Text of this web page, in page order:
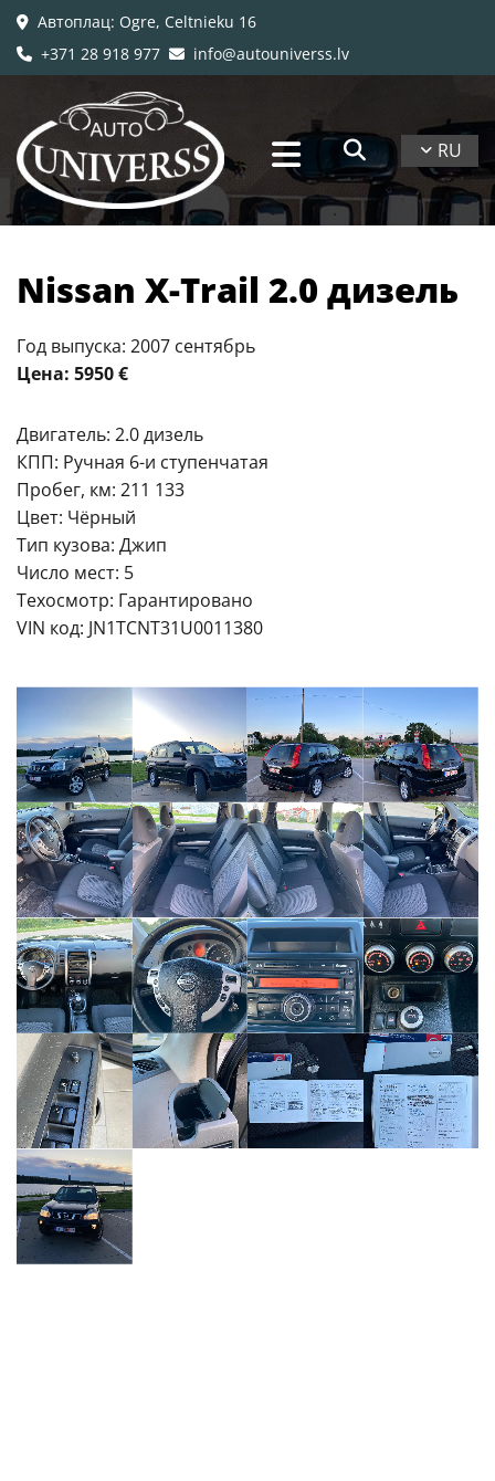
 Автоплац: Ogre, Celtnieku 16
 +371 28 918 977  info@autouniverss.lv
RU
Nissan X-Trail 2.0 дизель
Год выпуска: 2007 сентябрь
Цена: 5950 €
Двигатель: 2.0 дизель
КПП: Ручная 6-и ступенчатая
Пробег, км: 211 133
Цвет: Чёрный
Тип кузова: Джип
Число мест: 5
Техосмотр: Гарантировано
VIN код: JN1TCNT31U0011380